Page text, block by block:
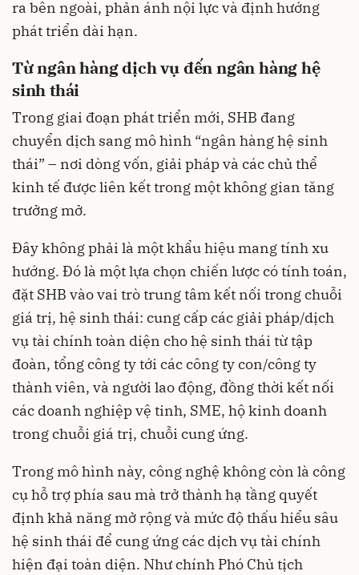
ra bên ngoài, phản ánh nội lực và định hướng
phát triển dài hạn.
Từ ngân hàng dịch vụ đến ngân hàng hệ
sinh thái
Trong giai đoạn phát triển mới, SHB đang
chuyển dịch sang mô hình “ngân hàng hệ sinh
thái” – nơi dòng vốn, giải pháp và các chủ thể
kinh tế được liên kết trong một không gian tăng
trưởng mở.
Đây không phải là một khẩu hiệu mang tính xu
hướng. Đó là một lựa chọn chiến lược có tính toán,
đặt SHB vào vai trò trung tâm kết nối trong chuỗi
giá trị, hệ sinh thái: cung cấp các giải pháp/dịch
vụ tài chính toàn diện cho hệ sinh thái từ tập
đoàn, tổng công ty tới các công ty con/công ty
thành viên, và người lao động, đồng thời kết nối
các doanh nghiệp vệ tinh, SME, hộ kinh doanh
trong chuỗi giá trị, chuỗi cung ứng.
Trong mô hình này, công nghệ không còn là công
cụ hỗ trợ phía sau mà trở thành hạ tầng quyết
định khả năng mở rộng và mức độ thấu hiểu sâu
hệ sinh thái để cung ứng các dịch vụ tài chính
hiện đại toàn diện. Như chính Phó Chủ tịch